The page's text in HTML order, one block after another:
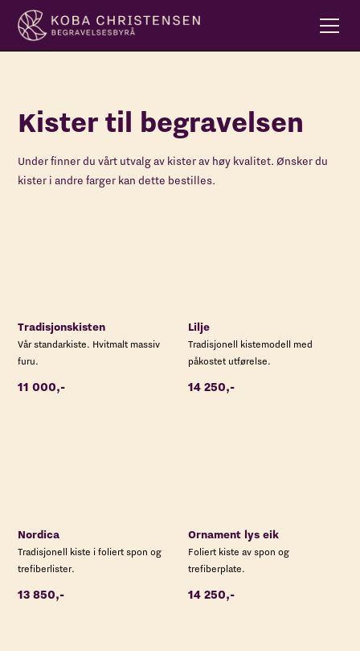
Kister til begravelsen
Under finner du vårt utvalg av kister av høy kvalitet. Ønsker du
kister i andre farger kan dette bestilles.
Tradisjonskisten
Vår standarkiste. Hvitmalt massiv
furu.
11 000,-
Lilje
Tradisjonell kistemodell med
påkostet utførelse.
14 250,-
Nordica
Tradisjonell kiste i foliert spon og
trefiberlister.
13 850,-
Ornament lys eik
Foliert kiste av spon og
trefiberplate.
14 250,-